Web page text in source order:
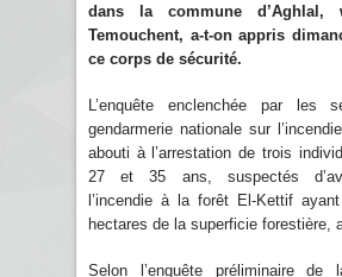
dans la commune d’Aghlal,
Temouchent, a-t-on appris
ce corps de sécurité.
L’enquête enclenchée par les
gendarmerie nationale sur
abouti à l’arrestation de trois
27 et 35 ans, suspectés
l’incendie à la forêt El-Kettif
hectares de la superficie forestière,
Selon l’enquête préliminaire de